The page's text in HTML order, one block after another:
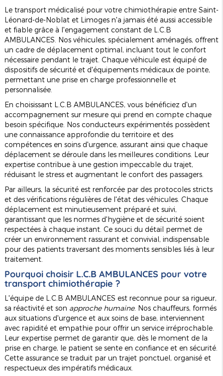
Le transport médicalisé pour votre chimiothérapie entre Saint-
Léonard-de-Noblat et Limoges n'a jamais été aussi accessible
et fiable grâce à l'engagement constant de L.C.B
AMBULANCES. Nos véhicules, spécialement aménagés, offrent
un cadre de déplacement optimal, incluant tout le confort
nécessaire pendant le trajet. Chaque véhicule est équipé de
dispositifs de sécurité et d'équipements médicaux de pointe,
permettant une prise en charge professionnelle et
personnalisée.
En choisissant L.C.B AMBULANCES, vous bénéficiez d'un
accompagnement sur mesure qui prend en compte chaque
besoin spécifique. Nos conducteurs expérimentés possèdent
une connaissance approfondie du territoire et des
compétences en soins d'urgence, assurant ainsi que chaque
déplacement se déroule dans les meilleures conditions. Leur
expertise contribue à une gestion impeccable du trajet,
réduisant le stress et augmentant le confort des passagers.
Par ailleurs, la sécurité est renforcée par des protocoles stricts
et des vérifications régulières de l'état des véhicules. Chaque
déplacement est minutieusement préparé et suivi,
garantissant que les normes d'hygiène et de sécurité soient
respectées à chaque instant. Ce souci du détail permet de
créer un environnement rassurant et convivial, indispensable
pour des patients traversant des moments sensibles liés à leur
traitement.
Pourquoi choisir L.C.B AMBULANCES pour votre
transport chimiothérapie ?
L'équipe de L.C.B AMBULANCES est reconnue pour sa rigueur,
sa réactivité et son approche humaine. Nos chauffeurs, formés
aux situations d'urgence et aux soins de base, interviennent
avec rapidité et empathie pour offrir un service irréprochable.
Leur expertise permet de garantir que, dès le moment de la
prise en charge, le patient se sente en confiance et en sécurité.
Cette assurance se traduit par un trajet ponctuel, organisé et
respectueux des impératifs médicaux.